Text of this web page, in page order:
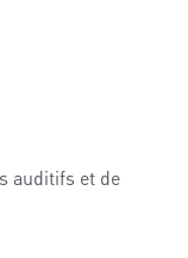
auditifs et de